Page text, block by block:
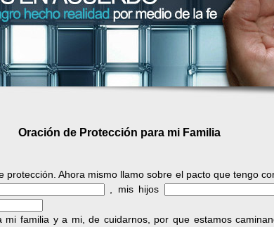
Oración de Protección para mi Familia
protección. Ahora mismo llamo sobre el pacto que tengo
, mis hijos
familia y a mi, de cuidarnos, por que estamos